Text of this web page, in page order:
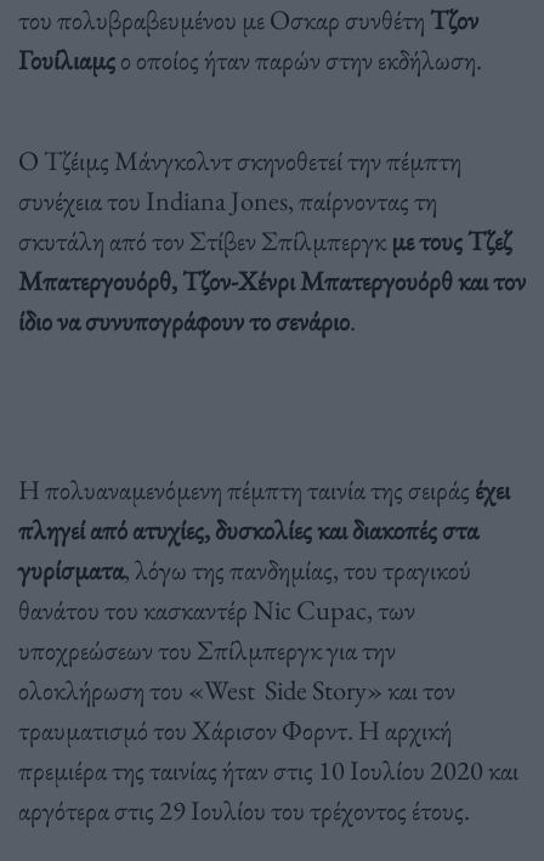
του πολυβραβευμένου με Οσκαρ συνθέτη Τζον
Γουίλιαμςο οποίος ήταν παρών στην εκδήλωση.
Ο Τζέιμς Μάνγκολντ σκηνοθετεί την πέμπτη
συνέχεια του Indiana Jones, παίρνοντας τη
σκυτάλη από τον Στίβεν Σπίλμπεργκμε τους Τζεζ
Μπατεργουόρθ, Τζον-Χένρι Μπατεργουόρθ και τον
ίδιο να συνυπογράφουν το σενάριο.
Η πολυαναμενόμενη πέμπτη ταινία της σειράς έχει
πληγεί από ατυχίες, δυσκολίες και διακοπές στα
γυρίσματα, λόγω της πανδημίας, του τραγικού
θανάτου του κασκαντέρ Nic Cupac, των
υποχρεώσεων του Σπίλμπεργκ για την
ολοκλήρωση του «West Side Story» και τον
τραυματισμό του Χάρισον Φορντ. Η αρχική
πρεμιέρα της ταινίας ήταν στις 10 Ιουλίου 2020 και
αργότερα στις 29 Ιουλίου του τρέχοντος έτους.